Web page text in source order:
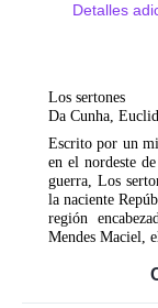
Detalles
Los sertones
Da Cunha,
Escrito por un
en el nordeste
guerra, Los
la naciente
región
Mendes Maciel,